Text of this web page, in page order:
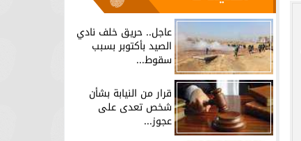
عاجل.. حريق خلف نادي
الصيد بأكتوبر بسبب
سقوط...
قرار من النيابة بشأن
شخص تعدى على
عجوز...